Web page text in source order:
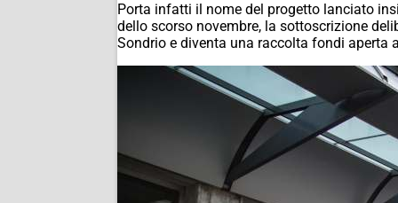
Porta infatti il nome del progetto lanciato
dello scorso novembre, la sottoscrizione
Sondrio e diventa una raccolta fondi aperta